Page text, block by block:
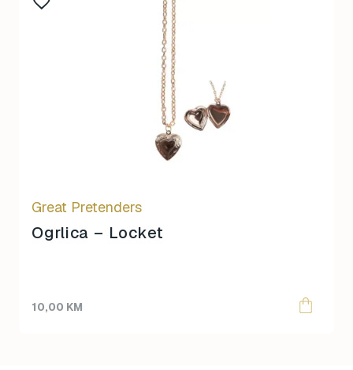
Great Pretenders
Ogrlica – Locket
10,00 KM